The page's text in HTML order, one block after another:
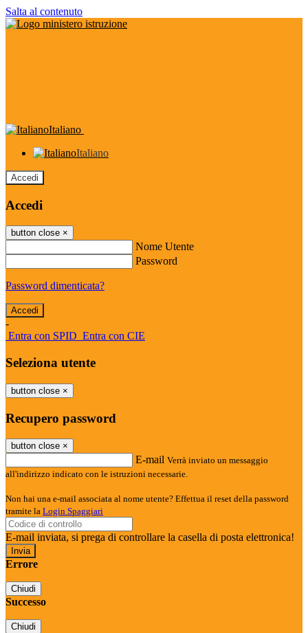
Salta al contenuto
Italiano
Italiano
Accedi
Accedi
button close ×
Nome Utente
Password
Password dimenticata?
-
Entra con SPID Entra con CIE
Seleziona utente
button close ×
Recupero password
button close ×
E-mail Verrà inviato un messaggio
all'indirizzo indicato con le istruzioni necessarie.
Non hai una e-mail associata al nome utente? Effettua il reset della password
tramite la Login Spaggiari
E-mail inviata, si prega di controllare la casella di posta elettronica!
Errore
Chiudi
Successo
Chiudi